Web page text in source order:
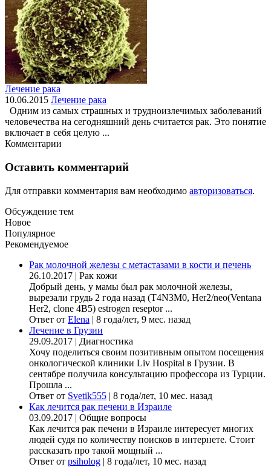
Лечение рака
10.06.2015 Лечение рака
Одним из самых страшных и трудноизлечимых заболеваний
человечества на сегодняшний день считается рак. Это понятие
включает в себя целую ...
Комментарии
Оставить комментарий
Для отправки комментария вам необходимо авторизоваться.
Обсуждение тем
Новое
Популярное
Рекомендуемое
Рак молочной железы с метастазами в кости и печень
26.10.2017 | Рак кожи
Добрый день, у мамы был рак молочной железы,
вырезали грудь 2 года назад (Т4N3M0, Her2/neo(Ventana
Her2, clone 4B5) estrogen reseptor ...
Ответ от Elena | 8 года/лет, 9 мес. назад
Лечение в Грузии
29.09.2017 | Диагностика
Хочу поделиться своим позитивным опытом посещения
онкологической клиники Liv Hospital в Грузии. В
сентябре получила консультацию профессора из Турции.
Прошла ...
Ответ от Svetik555 | 8 года/лет, 10 мес. назад
Как лечится рак печени в Израиле
03.09.2017 | Общие вопросы
Как лечится рак печени в Израиле интересует многих
людей судя по количеству поисков в интернете. Стоит
рассказать про такой мощный ...
Ответ от psiholog | 8 года/лет, 10 мес. назад